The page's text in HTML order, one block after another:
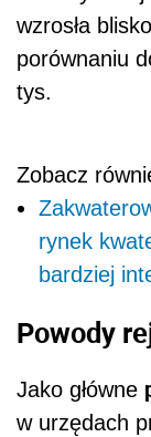
wzrosła
porównaniu
tys.
Zobacz
rynek
bardziej
Powody
Jako główne
w urzędach